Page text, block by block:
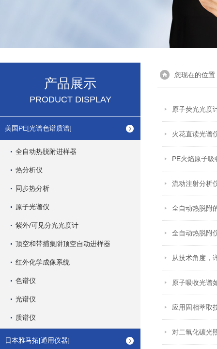
产品展示
PRODUCT DISPLAY
美国PE[光谱色谱质谱]
全自动热脱附进样器
热分析仪
同步热分析
原子光谱仪
紫外/可见分光光度计
顶空和带捕集阱顶空自动进样器
红外化学成像系统
色谱仪
光谱仪
质谱仪
日本雅马拓[通用仪器]
您现在的位置
原子荧光光度
火花直读光谱
PE火焰原子
流动注射分析
全自动热脱附
全自动热脱附
从技术角度，
原子吸收光谱
应用固相萃取
对二氧化碳光